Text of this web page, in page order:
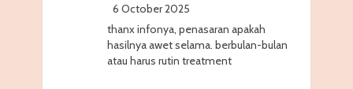
6 October 2025
thanx infonya, penasaran apakah
hasilnya awet selama. berbulan-bulan
atau harus rutin treatment